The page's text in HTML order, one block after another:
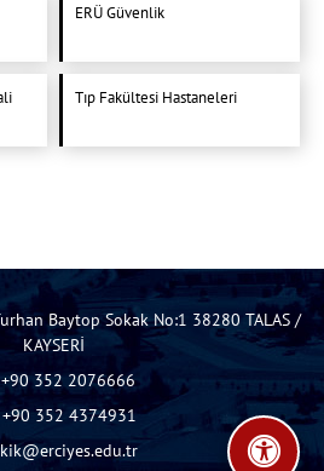
ERÜ Güvenlik
Tıp Fakültesi Hastaneleri
Baytop Sokak No:1 38280 TALAS /
KAYSERİ
+90 352 2076666
+90 352 4374931
kik@erciyes.edu.tr